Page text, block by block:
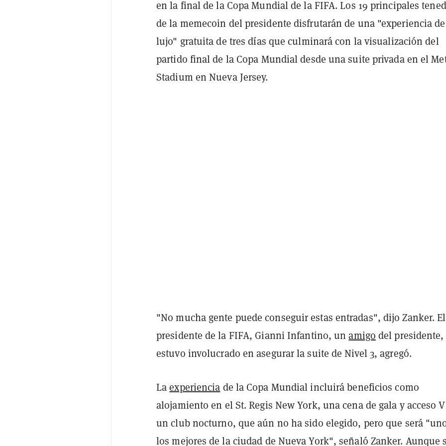
en la final de la Copa Mundial de la FIFA. Los 19 principales
de la memecoin del presidente disfrutarán de una "experiencia de
lujo" gratuita de tres días que culminará con la visualización del
partido final de la Copa Mundial desde una suite privada en el
Stadium en Nueva Jersey.
"No mucha gente puede conseguir estas entradas", dijo Zanker. El
presidente de la FIFA, Gianni Infantino, unamigo del
estuvo involucrado en asegurar la suite de Nivel 3, agregó.
Laexperiencia de la Copa Mundial incluirá beneficios como
alojamiento en el St. Regis New York, una cena de gala y acceso
un club nocturno, que aún no ha sido elegido, pero que será
los mejores de la ciudad de Nueva York", señaló Zanker. Aunque